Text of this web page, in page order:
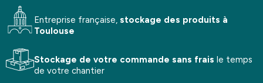
Entreprise française, stockage des produits à
Toulouse
Stockage de votre commande sans frais le temps
de votre chantier